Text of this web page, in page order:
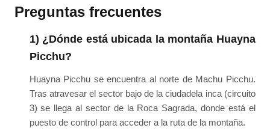
Preguntas frecuentes
1) ¿Dónde está ubicada la montaña Huayna
Picchu?
Huayna Picchu se encuentra al norte de Machu Picchu.
Tras atravesar el sector bajo de la ciudadela inca (circuito
3) se llega al sector de la Roca Sagrada, donde está el
puesto de control para acceder a la ruta de la montaña.